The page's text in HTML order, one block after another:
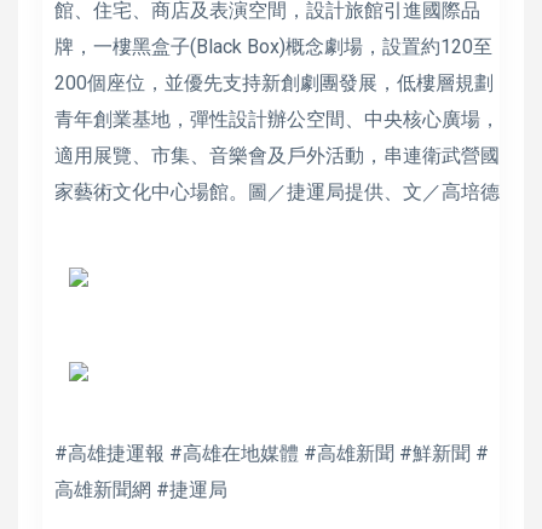
館、住宅、商店及表演空間，設計旅館引進國際品
牌，一樓黑盒子(Black Box)概念劇場，設置約120至
200個座位，並優先支持新創劇團發展，低樓層規劃
青年創業基地，彈性設計辦公空間、中央核心廣場，
適用展覽、市集、音樂會及戶外活動，串連衛武營國
家藝術文化中心場館。圖／捷運局提供、文／高培德
#高雄捷運報 #高雄在地媒體 #高雄新聞 #鮮新聞 #
高雄新聞網 #捷運局